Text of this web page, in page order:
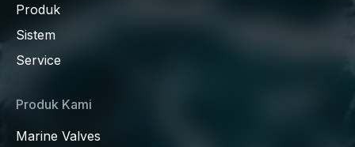
Produk
Sistem
Service
Produk Kami
Marine Valves